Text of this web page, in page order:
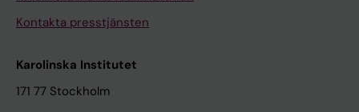
Kontakta presstjänsten
Karolinska Institutet
171 77 Stockholm